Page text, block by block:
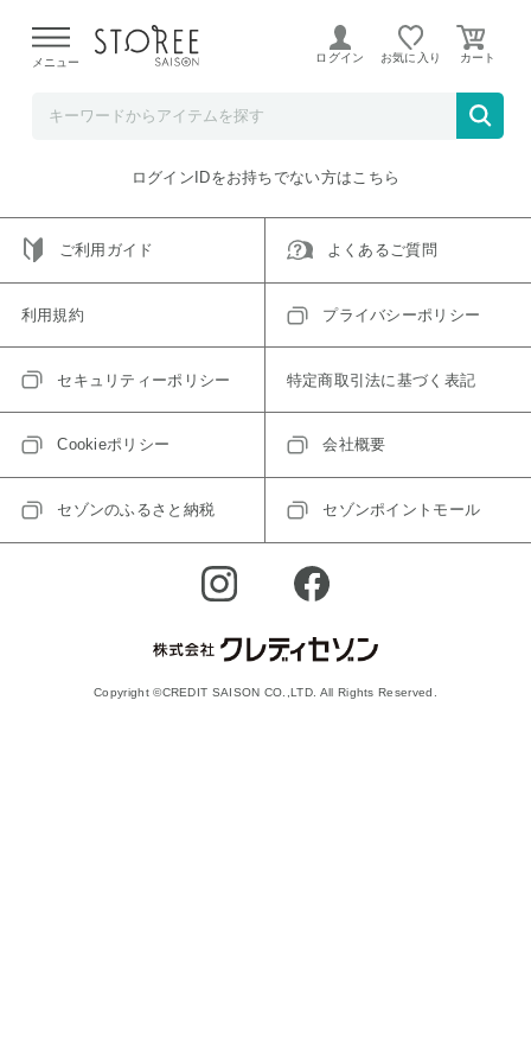
よる配送遅延が発生しております。
メニュー ログイン お気に入り
ご指定のアイテムは取り扱い終了、またはただいま取り扱い
トップへ戻る
ログインIDをお持ちでない方はこちら
ご利用ガイド よくあるご質問
利用規約 プライバシーポリシー
セキュリティーポリシー 特定商取引法に基づく表記
Cookieポリシー 会社概要
セゾンのふるさと納税 セゾンポイントモール
Copyright ©CREDIT SAISON CO.,LTD. All Rights Reserved.